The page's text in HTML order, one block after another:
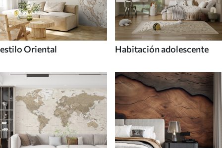
estilo Oriental Habitación adolescente